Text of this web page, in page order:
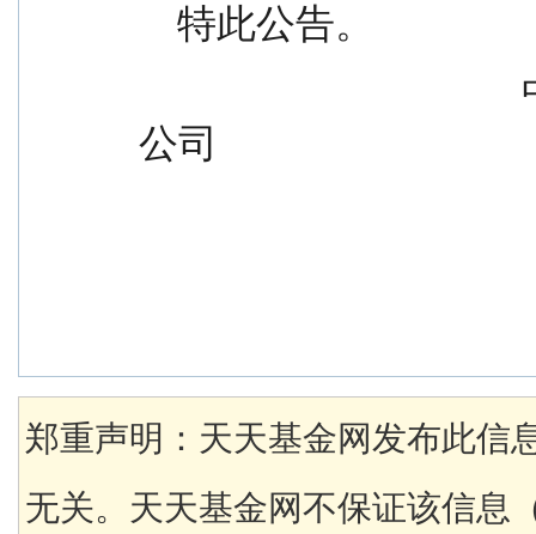
    特此公告。
公司
郑重声明：天天基金网发布此信
无关。天天基金网不保证该信息